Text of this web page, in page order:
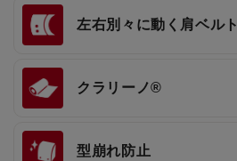
左右別々に動く肩ベルト
クラリーノ®
型崩れ防止